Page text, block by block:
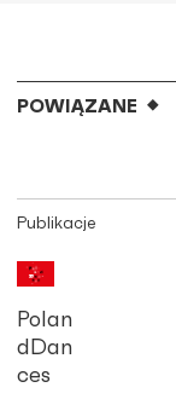
POWIĄZANE
Publikacje
Polan
dDan
ces